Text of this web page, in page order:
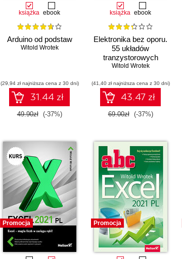
książka ebook
Arduino od podstaw
Witold Wrotek
(29,94 zł najniższa cena z 30 dni)
31.44 zł
49.90zł (-37%)
książka ebook
Elektronika bez oporu.
55 układów
tranzystorowych
Witold Wrotek
(41,40 zł najniższa cena z 30 dni)
43.47 zł
69.00zł (-37%)
Promocja Promocja